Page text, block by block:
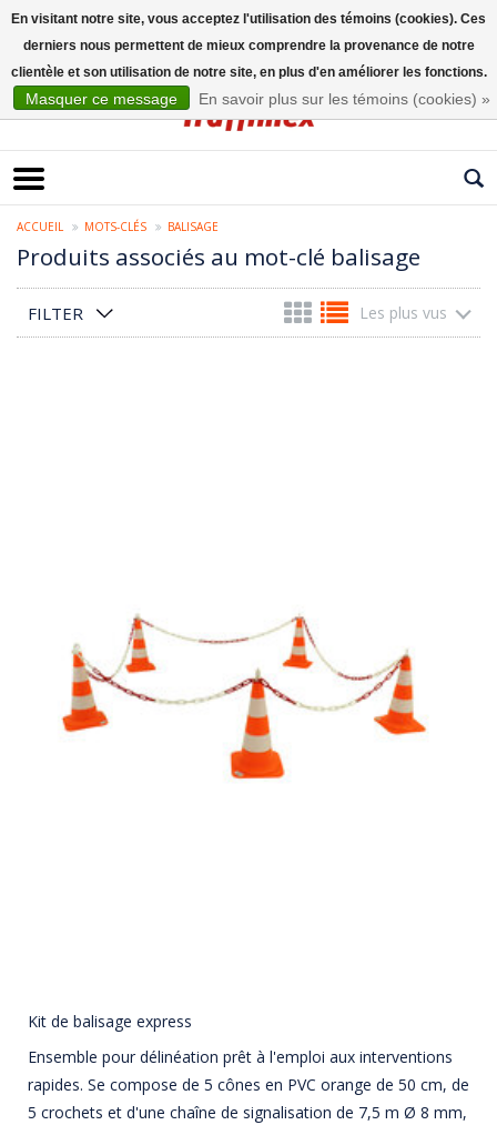
ACCUEIL MOTS-CLÉS BALISAGE
Produits associés au mot-clé balisage
FILTER Les plus vus
Kit de balisage express
Ensemble pour délinéation prêt à l'emploi aux interventions
rapides. Se compose de 5 cônes en PVC orange de 50 cm, de
5 crochets et d'une chaîne de signalisation de 7,5 m Ø 8 mm,
En visitant notre site, vous acceptez l'utilisation des témoins (cookies). Ces
derniers nous permettent de mieux comprendre la provenance de notre
clientèle et son utilisation de notre site, en plus d'en améliorer les fonctions.
Masquer ce message En savoir plus sur les témoins (cookies) »